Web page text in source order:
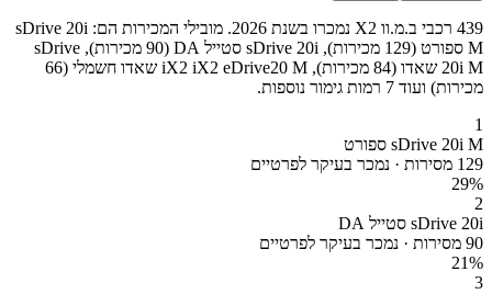
439 רכבי ב.מ.וו X2 נמכרו בשנת 2026. מובילי המכירות הם: sDrive 20i
M ספורט (129 מכירות), sDrive 20i סטייל DA (90 מכירות), sDrive
20i M שאדו (84 מכירות), iX2 iX2 eDrive20 M שאדו חשמלי (66
מכירות) ועוד 7 רמות גימור נוספות.
1
sDrive 20i M ספורט
129 מסירות · נמכר בעיקר לפרטיים
29%
2
sDrive 20i סטייל DA
90 מסירות · נמכר בעיקר לפרטיים
21%
3